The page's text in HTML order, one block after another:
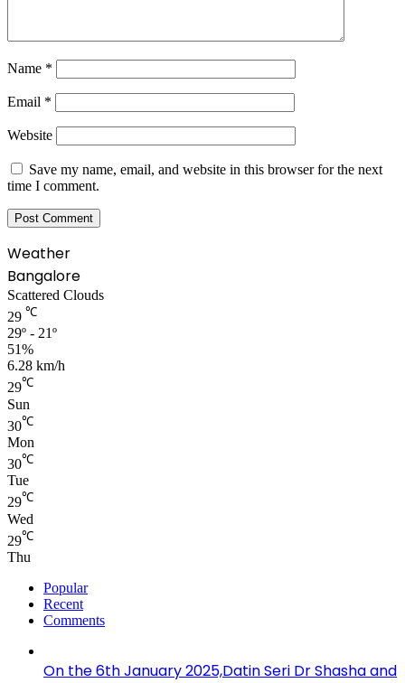
Name *
Email *
Website
Save my name, email, and website in this browser for the next
time I comment.
Weather
Bangalore
Scattered Clouds
29 ℃
29º - 21º
51%
6.28 km/h
29℃
Sun
30℃
Mon
30℃
Tue
29℃
Wed
29℃
Thu
Popular
Recent
Comments
On the 6th January 2025,Datin Seri Dr Shasha and